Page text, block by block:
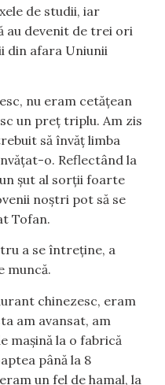
de studii, iar
au devenit de trei ori
din afara Uniunii
nu eram cetățean
un preț triplu. Am zis
să învăț limba
o. Reflectând la
șut al sorții foarte
noștri pot să se
Tofan.
a se întreține, a
muncă.
chinezesc, eram
am avansat, am
mașină la o fabrică
până la 8
un fel de hamal, la